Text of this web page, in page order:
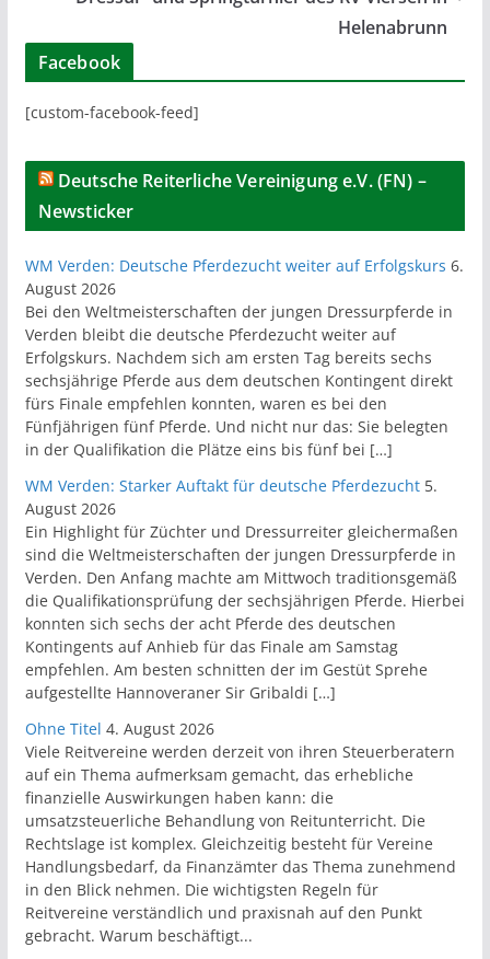
Helenabrunn
Facebook
[custom-facebook-feed]
Deutsche Reiterliche Vereinigung e.V. (FN) –
Newsticker
WM Verden: Deutsche Pferdezucht weiter auf Erfolgskurs 6.
August 2026
Bei den Weltmeisterschaften der jungen Dressurpferde in
Verden bleibt die deutsche Pferdezucht weiter auf
Erfolgskurs. Nachdem sich am ersten Tag bereits sechs
sechsjährige Pferde aus dem deutschen Kontingent direkt
fürs Finale empfehlen konnten, waren es bei den
Fünfjährigen fünf Pferde. Und nicht nur das: Sie belegten
in der Qualifikation die Plätze eins bis fünf bei […]
WM Verden: Starker Auftakt für deutsche Pferdezucht 5.
August 2026
Ein Highlight für Züchter und Dressurreiter gleichermaßen
sind die Weltmeisterschaften der jungen Dressurpferde in
Verden. Den Anfang machte am Mittwoch traditionsgemäß
die Qualifikationsprüfung der sechsjährigen Pferde. Hierbei
konnten sich sechs der acht Pferde des deutschen
Kontingents auf Anhieb für das Finale am Samstag
empfehlen. Am besten schnitten der im Gestüt Sprehe
aufgestellte Hannoveraner Sir Gribaldi […]
Ohne Titel 4. August 2026
Viele Reitvereine werden derzeit von ihren Steuerberatern
auf ein Thema aufmerksam gemacht, das erhebliche
finanzielle Auswirkungen haben kann: die
umsatzsteuerliche Behandlung von Reitunterricht. Die
Rechtslage ist komplex. Gleichzeitig besteht für Vereine
Handlungsbedarf, da Finanzämter das Thema zunehmend
in den Blick nehmen. Die wichtigsten Regeln für
Reitvereine verständlich und praxisnah auf den Punkt
gebracht. Warum beschäftigt...